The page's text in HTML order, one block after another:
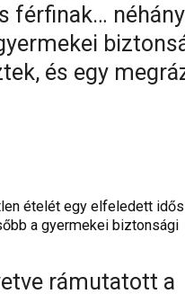
férfinak… néhány
és egy
ételét egy elfeledett idős
a gyermekei biztonsági
rámutatott a